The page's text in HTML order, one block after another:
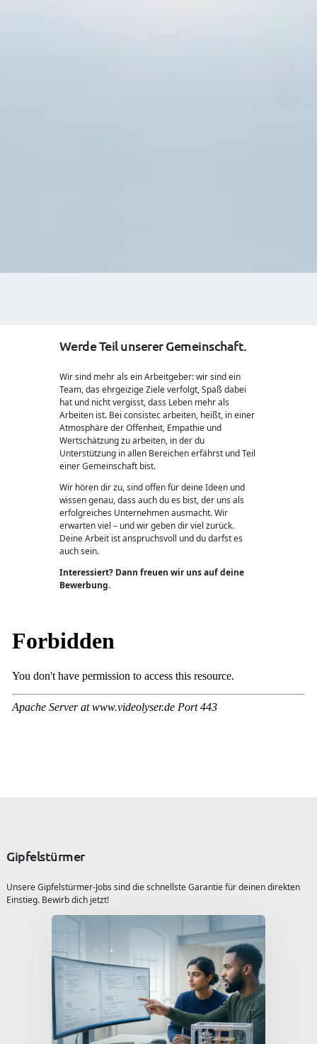
Werde Teil unserer Gemeinschaft.
Wir sind mehr als ein Arbeitgeber: wir sind ein
Team, das ehrgeizige Ziele verfolgt, Spaß dabei
hat und nicht vergisst, dass Leben mehr als
Arbeiten ist. Bei consistec arbeiten, heißt, in einer
Atmosphäre der Oﬀenheit, Empathie und
Wertschätzung zu arbeiten, in der du
Unterstützung in allen Bereichen erfährst und Teil
einer Gemeinschaft bist.
Wir hören dir zu, sind oﬀen für deine Ideen und
wissen genau, dass auch du es bist, der uns als
erfolgreiches Unternehmen ausmacht. Wir
erwarten viel – und wir geben dir viel zurück.
Deine Arbeit ist anspruchsvoll und du darfst es
auch sein.
Interessiert? Dann freuen wir uns auf deine
Bewerbung.
Gipfelstürmer
Unsere Gipfelstürmer-Jobs sind die schnellste Garantie für deinen direkten
Einstieg. Bewirb dich jetzt!